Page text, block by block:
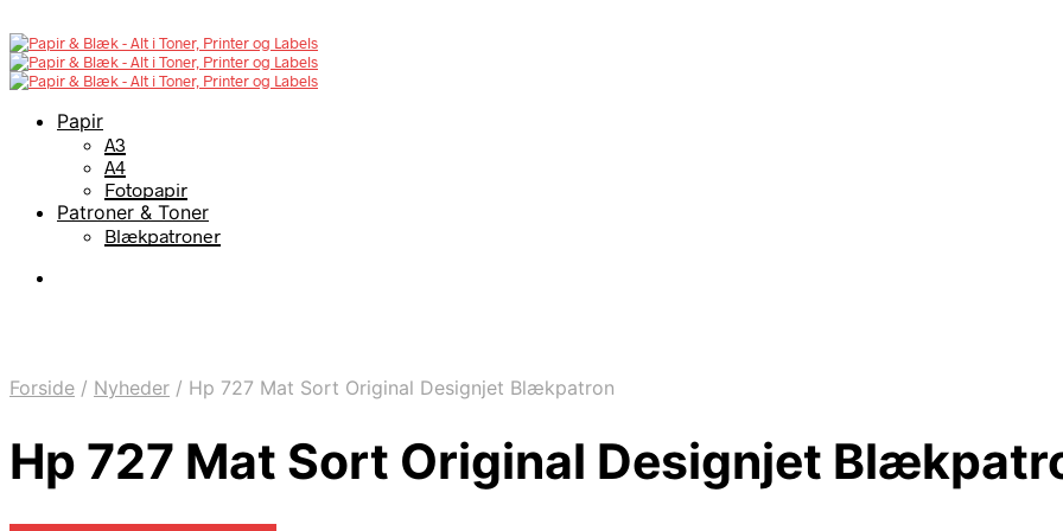
Papir
A3
A4
Fotopapir
Patroner & Toner
Blækpatroner
Forside / Nyheder / Hp 727 Mat Sort Original Designjet Blækpatron
Hp 727 Mat Sort Original Designjet